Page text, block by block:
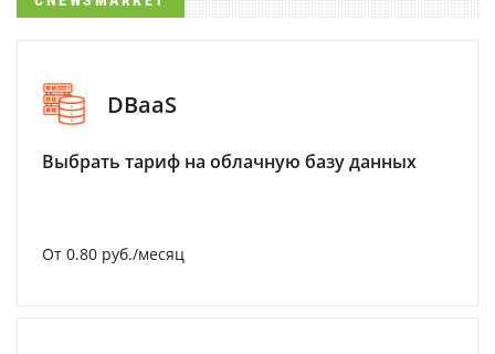
DBaaS
Выбрать тариф на облачную базу данных
От 0.80 руб./месяц